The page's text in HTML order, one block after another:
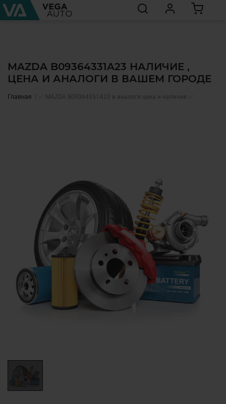
MAZDA B09364331A23 НАЛИЧИЕ ,
ЦЕНА И АНАЛОГИ В ВАШЕМ ГОРОДЕ
Главная ✅ MAZDA B09364331A23 и аналоги цена и наличие ✅